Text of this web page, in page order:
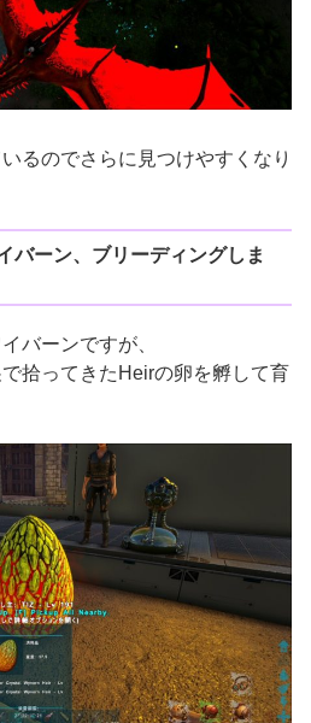
るのでさらに見つけやすくなり
バーン、ブリーディングしま
バーンですが、
拾ってきたHeirの卵を孵して育